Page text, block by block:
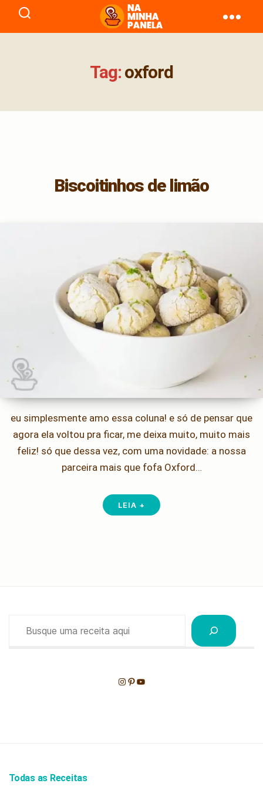
naminhapanela.com
Tag: oxford
Biscoitinhos de limão
eu simplesmente amo essa coluna! e só de pensar que
agora ela voltou pra ficar, me deixa muito, muito mais
feliz! só que dessa vez, com uma novidade: a nossa
parceira mais que fofa Oxford…
LEIA +
Instagram
Pinterest
Youtube
Todas as Receitas